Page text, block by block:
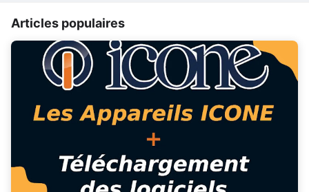
Articles populaires